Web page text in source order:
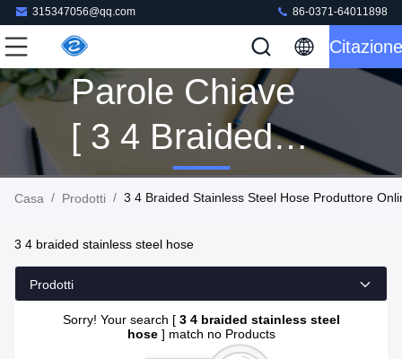
315347056@qq.com 86-0371-64011898
Citazione
Parole Chiave
[ 3 4 Braided
Stainless Steel
Corrispondenza
0 Prodotti
Casa / Prodotti / 3 4 Braided Stainless Steel Hose Produttore
3 4 braided stainless steel hose
Prodotti
Sorry! Your search [ 3 4 braided stainless steel
hose] match no Products